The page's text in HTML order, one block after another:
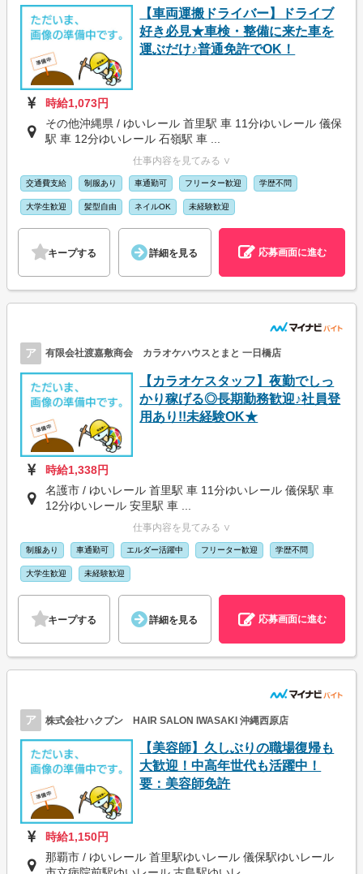
【車両運搬ドライバー】ドライブ
好き必見★車検・整備に来た車を
運ぶだけ♪普通免許でOK！
時給1,073円
その他沖縄県 / ゆいレール 首里駅 車 11分ゆいレール 儀保
駅 車 12分ゆいレール 石嶺駅 車 ...
仕事内容を見てみる ∨
交通費支給 制服あり 車通勤可 フリーター歓迎 学歴不問
大学生歓迎 髪型自由 ネイルOK 未経験歓迎
キープする 詳細を見る 応募画面に進む
ア 有限会社渡嘉敷商会 カラオケハウスとまと 一日橋店
【カラオケスタッフ】夜勤でしっ
かり稼げる◎長期勤務歓迎♪社員登
用あり!!未経験OK★
時給1,338円
名護市 / ゆいレール 首里駅 車 11分ゆいレール 儀保駅 車
12分ゆいレール 安里駅 車 ...
仕事内容を見てみる ∨
制服あり 車通勤可 エルダー活躍中 フリーター歓迎 学歴不問
大学生歓迎 未経験歓迎
キープする 詳細を見る 応募画面に進む
ア 株式会社ハクブン HAIR SALON IWASAKI 沖縄西原店
【美容師】久しぶりの職場復帰も
大歓迎！中高年世代も活躍中！
要：美容師免許
時給1,150円
那覇市 / ゆいレール 首里駅ゆいレール 儀保駅ゆいレール